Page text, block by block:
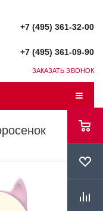
+7 (495) 361-32-00
+7 (495) 361-09-90
ЗАКАЗАТЬ ЗВОНОК